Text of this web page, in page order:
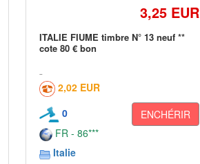
3,25 EUR
ITALIE FIUME timbre N° 13 neuf **
cote 80 € bon
2,02 EUR
0
ENCHÉRIR
FR - 86***
Italie